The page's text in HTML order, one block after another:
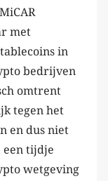
met
in
bedrijven
omtrent
tegen het
en dus niet
een tijdje
wetgeving